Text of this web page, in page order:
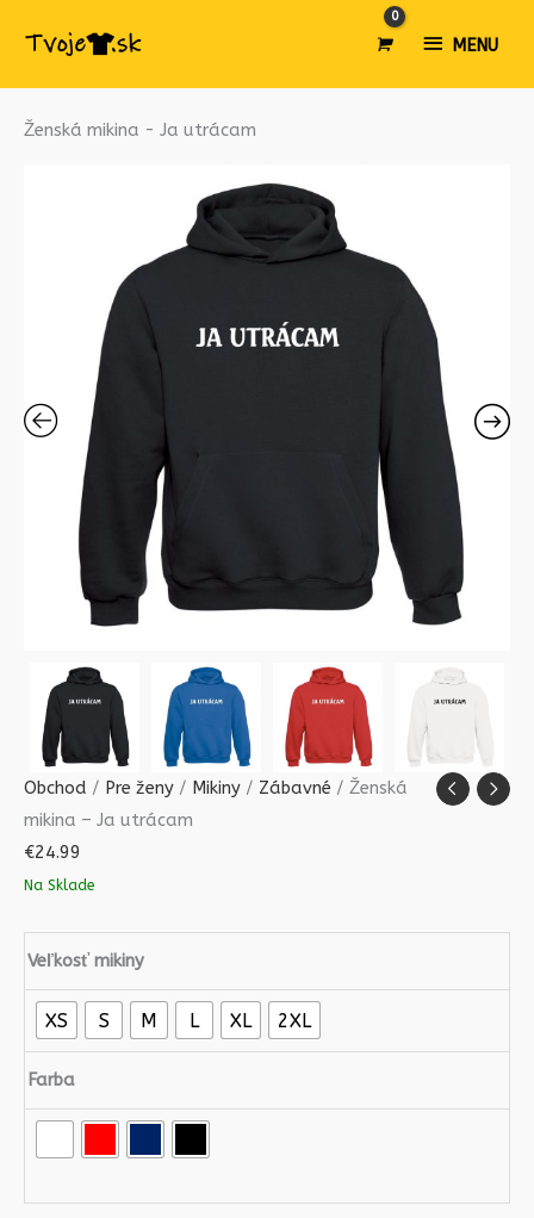
MENU
MENU
Ženská mikina - Ja utrácam
Obchod / Pre ženy / Mikiny / Zábavné / Ženská
mikina – Ja utrácam
€24.99
Na Sklade
Veľkosť mikiny
XS S M L XL 2XL
Farba
množstvo